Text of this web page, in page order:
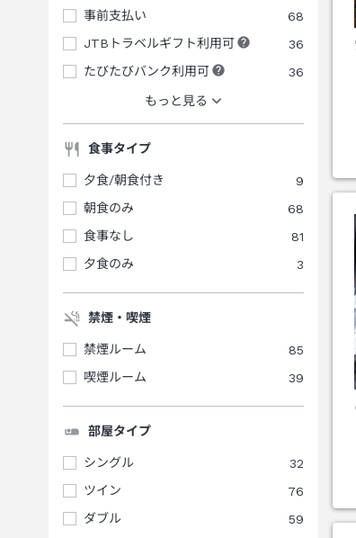
事前支払い
68
JTBトラベルギフト利用可
36
たびたびバンク利用可
36
もっと見る
食事タイプ
夕食/朝食付き
9
朝食のみ
68
食事なし
81
夕食のみ
3
禁煙・喫煙
禁煙ルーム
85
喫煙ルーム
39
部屋タイプ
シングル
32
ツイン
76
ダブル
59